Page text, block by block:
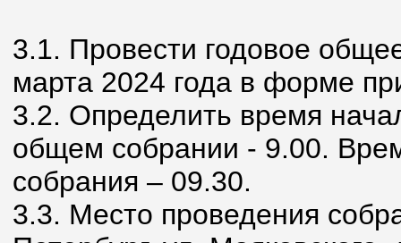
3.1. Провести годовое
марта 2024 года в форме
3.2. Определить время
общем собрании - 9.00.
собрания – 09.30.
3.3. Место проведения